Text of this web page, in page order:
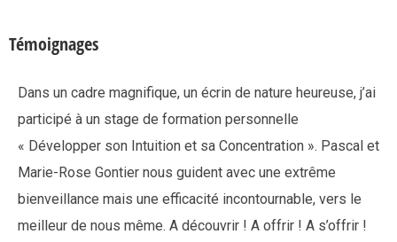
Témoignages
Dans un cadre magnifique, un écrin de nature heureuse, j’ai
participé à un stage de formation personnelle
« Développer son Intuition et sa Concentration ». Pascal et
Marie-Rose Gontier nous guident avec une extrême
bienveillance mais une efficacité incontournable, vers le
meilleur de nous même. A découvrir ! A offrir ! A s’offrir !